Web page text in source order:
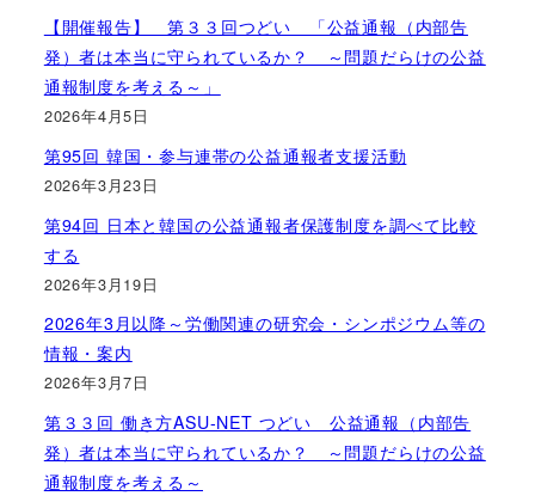
【開催報告】 第３３回つどい 「公益通報（内部告
発）者は本当に守られているか？ ～問題だらけの公益
通報制度を考える～」
2026年4月5日
第95回 韓国・参与連帯の公益通報者支援活動
2026年3月23日
第94回 日本と韓国の公益通報者保護制度を調べて比較
する
2026年3月19日
2026年3月以降～労働関連の研究会・シンポジウム等の
情報・案内
2026年3月7日
第３３回 働き方ASU-NET つどい 公益通報（内部告
発）者は本当に守られているか？ ～問題だらけの公益
通報制度を考える～